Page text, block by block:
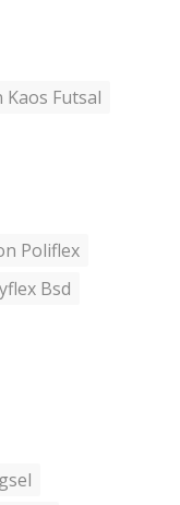
Kaos Futsal
Poliflex
Bsd